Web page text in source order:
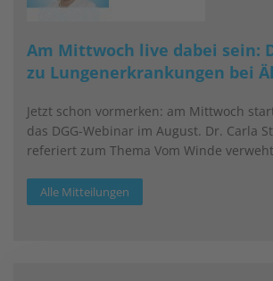
Am Mittwoch live dabei sein:
zu Lungenerkrankungen bei
Jetzt schon vormerken: am Mittwoch
das DGG-Webinar im August. Dr. Carla
referiert zum Thema Vom Winde
Alle Mitteilungen